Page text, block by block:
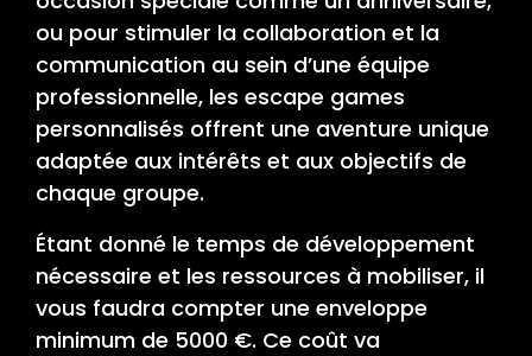
ou pour stimuler la collaboration et la
communication au sein d’une équipe
professionnelle, les escape games
personnalisés offrent une aventure unique
adaptée aux intérêts et aux objectifs de
chaque groupe.
Étant donné le temps de développement
nécessaire et les ressources à mobiliser, il
vous faudra compter une enveloppe
minimum de 5000 €. Ce coût va